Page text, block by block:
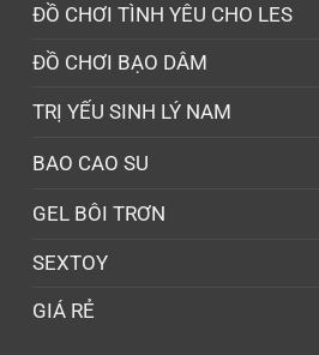
ĐỒ CHƠI TÌNH YÊU CHO LES
ĐỒ CHƠI BẠO DÂM
TRỊ YẾU SINH LÝ NAM
BAO CAO SU
GEL BÔI TRƠN
SEXTOY
GIÁ RẺ